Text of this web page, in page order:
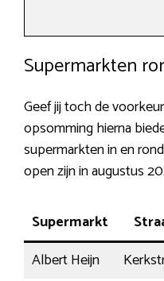
Supermarkten
Geef jij toch de
opsomming hierna
supermarkten in en
open zijn in augustus
Supermarkt
Albert Heijn